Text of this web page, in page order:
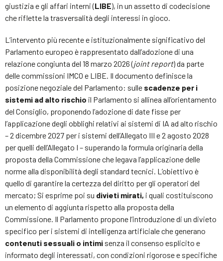
giustizia e gli affari interni (LIBE), in un assetto di codecisione
che riflette la trasversalità degli interessi in gioco.
L’intervento più recente e istituzionalmente significativo del
Parlamento europeo è rappresentato dall’adozione di una
relazione congiunta del 18 marzo 2026 (joint report) da parte
delle commissioni IMCO e LIBE. Il documento definisce la
posizione negoziale del Parlamento: sulle scadenze per i
sistemi ad alto rischio il Parlamento si allinea all’orientamento
del Consiglio, proponendo l’adozione di date fisse per
l’applicazione degli obblighi relativi ai sistemi di IA ad alto rischio
– 2 dicembre 2027 per i sistemi dell’Allegato III e 2 agosto 2028
per quelli dell’Allegato I – superando la formula originaria della
proposta della Commissione che legava l’applicazione delle
norme alla disponibilità degli standard tecnici. L’obiettivo è
quello di garantire la certezza del diritto per gli operatori del
mercato; Si esprime poi su divieti mirati, i quali costituiscono
un elemento di aggiunta rispetto alla proposta della
Commissione. Il Parlamento propone l’introduzione di un divieto
specifico per i sistemi di intelligenza artificiale che generano
contenuti sessuali o intimi senza il consenso esplicito e
informato degli interessati, con condizioni rigorose e specifiche